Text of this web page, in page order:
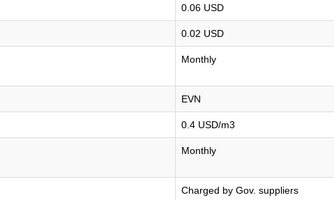
0.06 USD
0.02 USD
Monthly
EVN
0.4 USD/m3
Monthly
Charged by Gov. suppliers